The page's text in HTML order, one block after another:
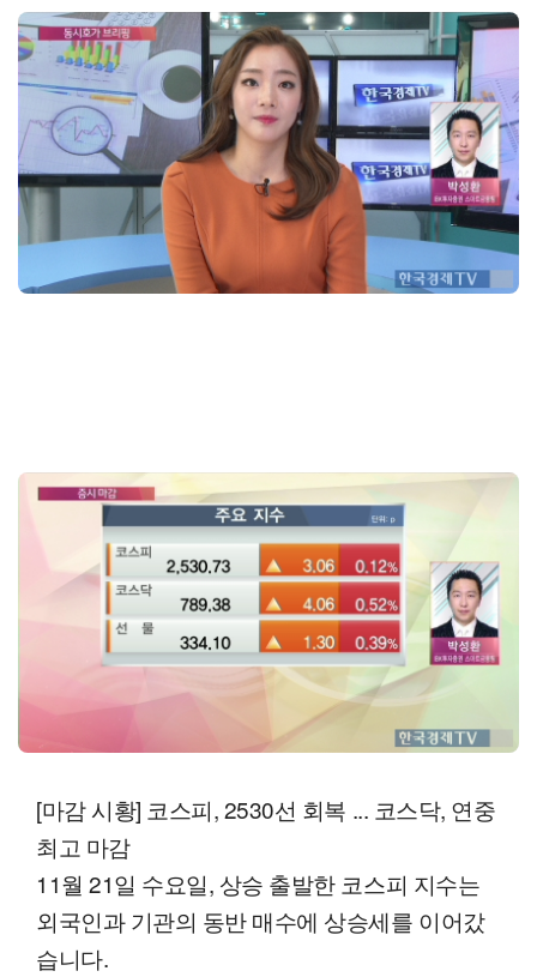
[마감 시황] 코스피, 2530선 회복 ... 코스닥, 연중
최고 마감
11월 21일 수요일, 상승 출발한 코스피 지수는
외국인과 기관의 동반 매수에 상승세를 이어갔
습니다.